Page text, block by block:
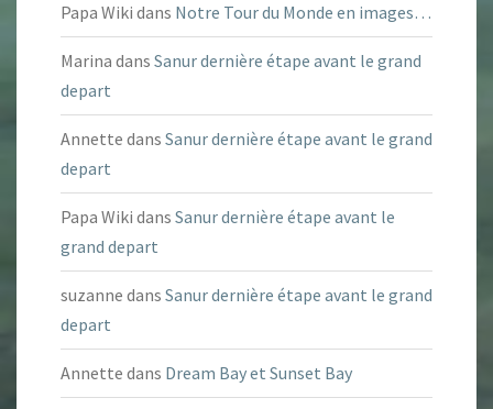
Papa Wiki dans Notre Tour du Monde en images…
Marina dans Sanur dernière étape avant le grand
depart
Annette dans Sanur dernière étape avant le grand
depart
Papa Wiki dans Sanur dernière étape avant le
grand depart
suzanne dans Sanur dernière étape avant le grand
depart
Annette dans Dream Bay et Sunset Bay